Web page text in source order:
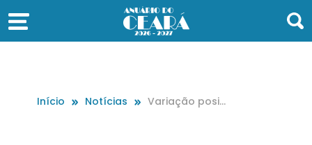
Início Notícias
Variação positi